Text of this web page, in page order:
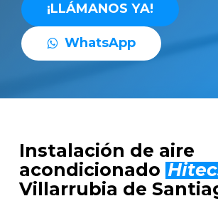
¡LLÁMANOS YA!
WhatsApp
Instalación de aire
acondicionado
Villarrubia de